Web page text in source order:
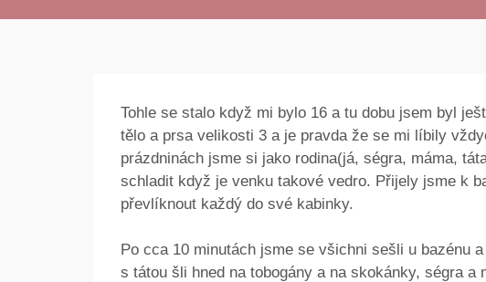
Tohle se stalo když mi bylo 16 a tu dobu jsem byl
tělo a prsa velikosti 3 a je pravda že se mi líbily
prázdninách jsme si jako rodina(já, ségra, má­ma,
schladit když je venku takové vedro. Přijely jsme k
převlíknout každý do své kabinky.
Po cca 10 minutách jsme se všichni sešli u bazénu
s tátou šli hned na tobogány a na skokánky, ségra a